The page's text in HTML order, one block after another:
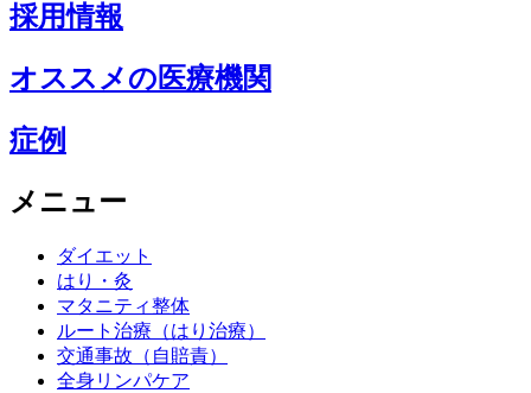
採用情報
オススメの医療機関
症例
メニュー
ダイエット
はり・灸
マタニティ整体
ルート治療（はり治療）
交通事故（自賠責）
全身リンパケア